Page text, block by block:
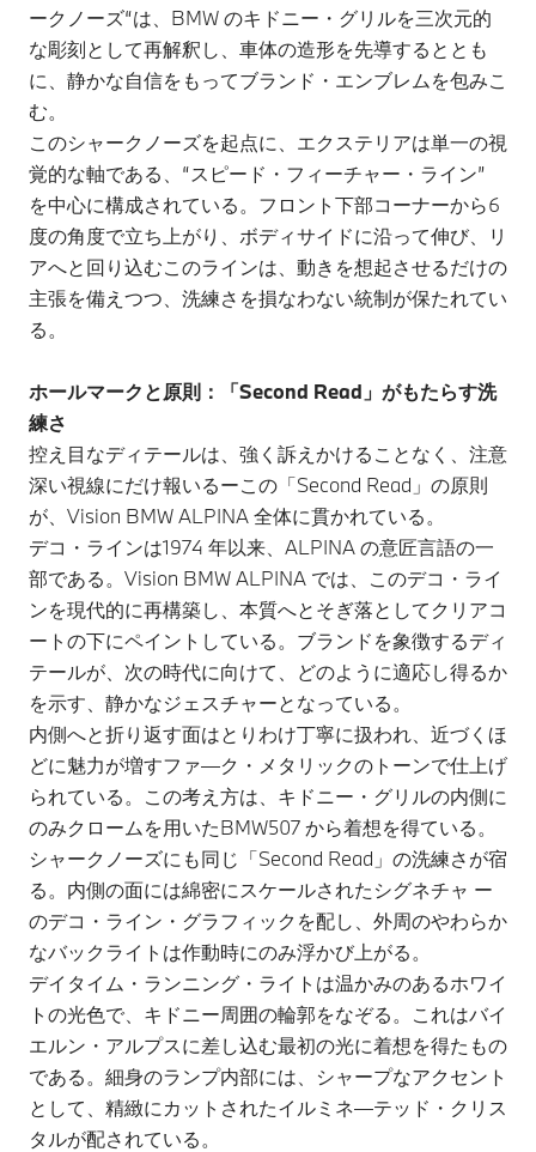
ークノーズ“は、BMW のキドニー・グリルを三次元的
な彫刻として再解釈し、車体の造形を先導するととも
に、静かな自信をもってブランド・エンブレムを包みこ
む。
このシャークノーズを起点に、エクステリアは単一の視
覚的な軸である、“スピード・フィーチャー・ライン”
を中心に構成されている。フロント下部コーナーから6
度の角度で立ち上がり、ボディサイドに沿って伸び、リ
アへと回り込むこのラインは、動きを想起させるだけの
主張を備えつつ、洗練さを損なわない統制が保たれてい
る。
ホールマークと原則：「Second Read」がもたらす洗
練さ
控え目なディテールは、強く訴えかけることなく、注意
深い視線にだけ報いるーこの「Second Read」の原則
が、Vision BMW ALPINA 全体に貫かれている。
デコ・ラインは1974 年以来、ALPINA の意匠言語の一
部である。Vision BMW ALPINA では、このデコ・ライ
ンを現代的に再構築し、本質へとそぎ落としてクリアコ
ートの下にペイントしている。ブランドを象徴するディ
テールが、次の時代に向けて、どのように適応し得るか
を示す、静かなジェスチャーとなっている。
内側へと折り返す面はとりわけ丁寧に扱われ、近づくほ
どに魅力が増すファ―ク・メタリックのトーンで仕上げ
られている。この考え方は、キドニー・グリルの内側に
のみクロームを用いたBMW507 から着想を得ている。
シャークノーズにも同じ「Second Read」の洗練さが宿
る。内側の面には綿密にスケールされたシグネチャ ー
のデコ・ライン・グラフィックを配し、外周のやわらか
なバックライトは作動時にのみ浮かび上がる。
デイタイム・ランニング・ライトは温かみのあるホワイ
トの光色で、キドニー周囲の輪郭をなぞる。これはバイ
エルン・アルプスに差し込む最初の光に着想を得たもの
である。細身のランプ内部には、シャープなアクセント
として、精緻にカットされたイルミネ―テッド・クリス
タルが配されている。